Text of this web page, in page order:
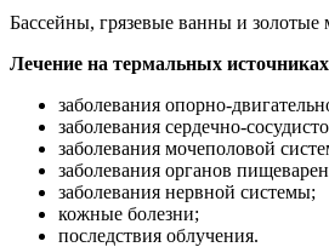
Бассейны, грязевые ванны и золотые
Лечение на термальных
заболевания опорно-
заболевания сердечно-
заболевания мочеполовой
заболевания органов
заболевания нервной системы;
кожные болезни;
последствия облучения.